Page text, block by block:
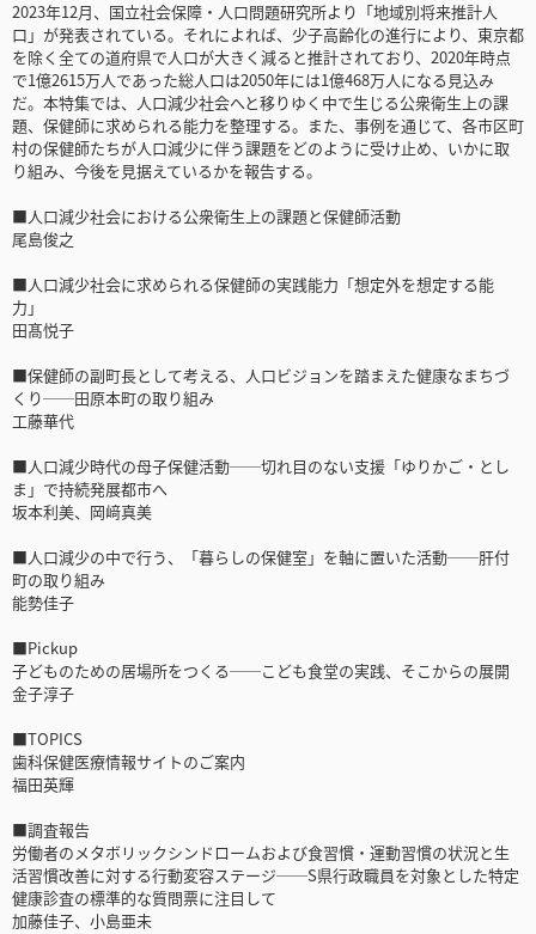
2023年12月、国立社会保障・人口問題研究所より「地域別将来推計人
口」が発表されている。それによれば、少子高齢化の進行により、東京都
を除く全ての道府県で人口が大きく減ると推計されており、2020年時点
で1億2615万人であった総人口は2050年には1億468万人になる見込み
だ。本特集では、人口減少社会へと移りゆく中で生じる公衆衛生上の課
題、保健師に求められる能力を整理する。また、事例を通じて、各市区町
村の保健師たちが人口減少に伴う課題をどのように受け止め、いかに取
り組み、今後を見据えているかを報告する。
■人口減少社会における公衆衛生上の課題と保健師活動
尾島俊之
■人口減少社会に求められる保健師の実践能力「想定外を想定する能
力」
田髙悦子
■保健師の副町長として考える、人口ビジョンを踏まえた健康なまちづ
くり──田原本町の取り組み
工藤華代
■人口減少時代の母子保健活動──切れ目のない支援「ゆりかご・とし
ま」で持続発展都市へ
坂本利美、岡﨑真美
■人口減少の中で行う、「暮らしの保健室」を軸に置いた活動──肝付
町の取り組み
能勢佳子
■Pickup
子どものための居場所をつくる──こども食堂の実践、そこからの展開
金子淳子
■TOPICS
歯科保健医療情報サイトのご案内
福田英輝
■調査報告
労働者のメタボリックシンドロームおよび食習慣・運動習慣の状況と生
活習慣改善に対する行動変容ステージ──S県行政職員を対象とした特定
健康診査の標準的な質問票に注目して
加藤佳子、小島亜未